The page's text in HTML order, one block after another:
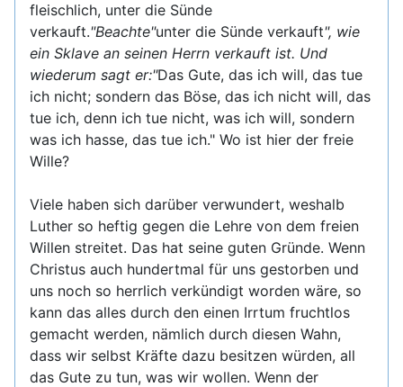
fleischlich, unter die Sünde
verkauft."Beachte"unter die Sünde verkauft", wie
ein Sklave an seinen Herrn verkauft ist. Und
wiederum sagt er:"Das Gute, das ich will, das tue
ich nicht; sondern das Böse, das ich nicht will, das
tue ich, denn ich tue nicht, was ich will, sondern
was ich hasse, das tue ich." Wo ist hier der freie
Wille?
Viele haben sich darüber verwundert, weshalb
Luther so heftig gegen die Lehre von dem freien
Willen streitet. Das hat seine guten Gründe. Wenn
Christus auch hundertmal für uns gestorben und
uns noch so herrlich verkündigt worden wäre, so
kann das alles durch den einen Irrtum fruchtlos
gemacht werden, nämlich durch diesen Wahn,
dass wir selbst Kräfte dazu besitzen würden, all
das Gute zu tun, was wir wollen. Wenn der